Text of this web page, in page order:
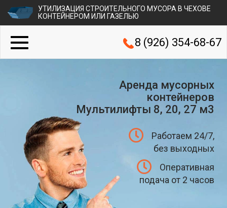
УТИЛИЗАЦИЯ СТРОИТЕЛЬНОГО МУСОРА В ЧЕХОВЕ
КОНТЕЙНЕРОМ ИЛИ ГАЗЕЛЬЮ
8 (926) 354-68-67
Аренда мусорных
контейнеров
Мультилифты 8, 20, 27 м3
Работаем 24/7,
без выходных
Оперативная
подача от 2 часов